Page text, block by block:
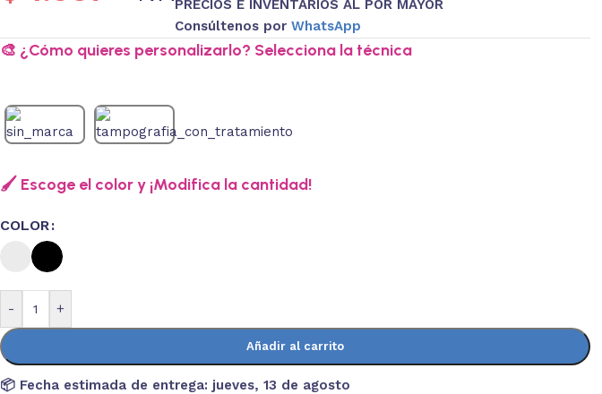
PRECIOS E INVENTARIOS AL POR MAYOR
Consúltenos por WhatsApp
🎨 ¿Cómo quieres personalizarlo? Selecciona la técnica
🖌️ Escoge el color y ¡Modifica la cantidad!
COLOR
- +
Añadir al carrito
📦 Fecha estimada de entrega: jueves, 13 de agosto